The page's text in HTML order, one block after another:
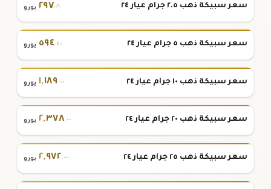
سعر سبيكة ذهب ٢.٥ جرام عيار ٢٤ ٢٩٧.٢٠ يورو
سعر سبيكة ذهب ٥ جرام عيار ٢٤ ٥٩٤.٤٠ يورو
سعر سبيكة ذهب ١٠ جرام عيار ٢٤ ١,١٨٩.٠٠ يورو
سعر سبيكة ذهب ٢٠ جرام عيار ٢٤ ٢,٣٧٨.٠٠ يورو
سعر سبيكة ذهب ٢٥ جرام عيار ٢٤ ٢,٩٧٢.٠٠ يورو